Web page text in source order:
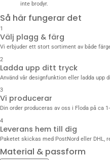
inte brodyr.
Så här fungerar det
1
Välj plagg & färg
Vi erbjuder ett stort sortiment av både
2
Ladda upp ditt tryck
Använd vår designfunktion eller ladda upp
3
Vi producerar
Din order produceras av oss i Floda på ca
4
Leverans hem till dig
Paketet skickas med PostNord eller DHL,
Material & passform